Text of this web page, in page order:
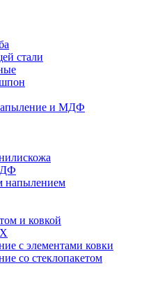
стали
и МДФ
напылением
и ковкой
с элементами ковки
со стеклопакетом